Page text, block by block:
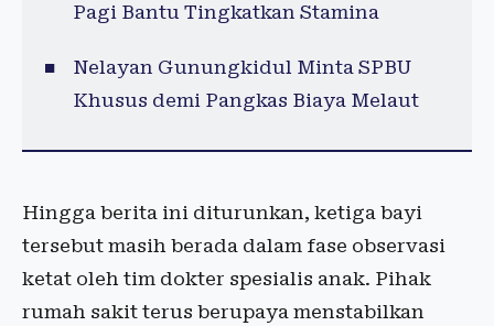
Pagi Bantu Tingkatkan Stamina
Nelayan Gunungkidul Minta SPBU
Khusus demi Pangkas Biaya Melaut
Hingga berita ini diturunkan, ketiga bayi
tersebut masih berada dalam fase observasi
ketat oleh tim dokter spesialis anak. Pihak
rumah sakit terus berupaya menstabilkan